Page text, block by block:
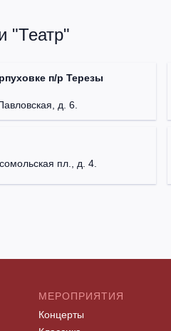
"Театр"
п/р Терезы
д. 6.
пл., д. 4.
МЕРОПРИЯТИЯ
Концерты